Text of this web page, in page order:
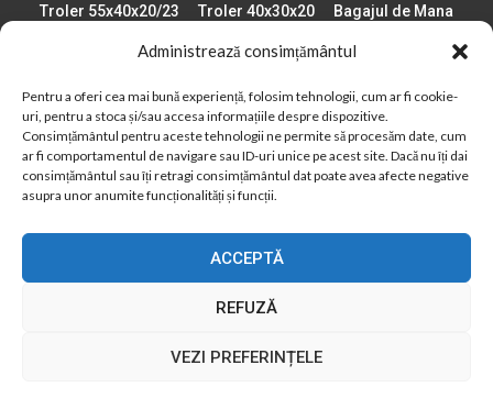
Administrează consimțământul
Pentru a oferi cea mai bună experiență, folosim tehnologii, cum ar fi cookie-
uri, pentru a stoca și/sau accesa informațiile despre dispozitive.
Consimțământul pentru aceste tehnologii ne permite să procesăm date, cum
ar fi comportamentul de navigare sau ID-uri unice pe acest site. Dacă nu îți dai
consimțământul sau îți retragi consimțământul dat poate avea afecte negative
asupra unor anumite funcționalități și funcții.
ACCEPTĂ
REFUZĂ
VEZI PREFERINȚELE
Troler 55x40x20/23
Troler 40x30x20
Bagajul de Mana
Paste 2026
Cele mai bune telefoane
Plaje din Europa
Concerte Romania 2025
Asigurare de calatorie
Când se schimba ora în 2026
Calendar Formula 1 sezon 2026
Boarding Pass
Despre AirlinesTravel.ro
Politică cookie-uri (UE)
Cookie Policy (AU)
Politică cookie-uri (ZA)
Politică cookie-uri (Canada)
Politică cookie-uri (BR)
2012 - 2025 © Toate drepturile rezervate